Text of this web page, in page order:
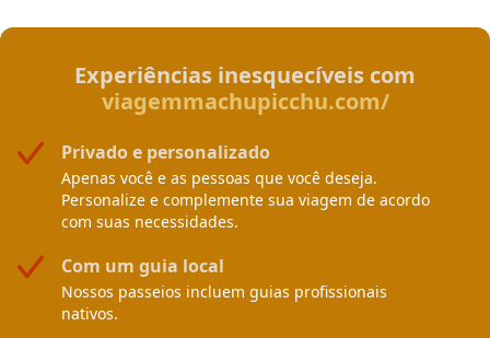
Experiências inesquecíveis com
viagemmachupicchu.com/
Privado e personalizado
Apenas você e as pessoas que você deseja.
Personalize e complemente sua viagem de acordo
com suas necessidades.
Com um guia local
Nossos passeios incluem guias profissionais
nativos.